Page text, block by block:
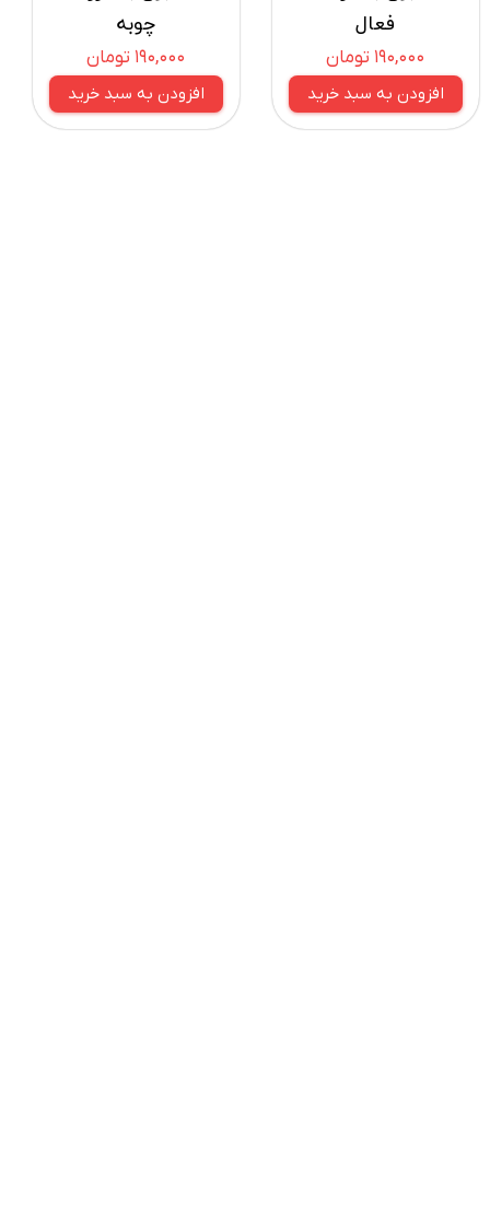
فعال
۱۹۰,۰۰۰ تومان
افزودن به سبد خرید
چوبه
۱۹۰,۰۰۰ تومان
افزودن به سبد خرید